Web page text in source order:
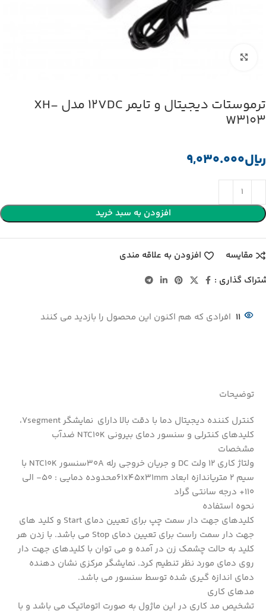
ترموستات دیجیتال و تایمر 12VDC مدل XH-
W3103
﷼
افزودن به سبد خرید
مقایسه
افزودن به علاقه مندی
گذاری :
11 افرادی که هم اکنون این محصول را بازدید می کنند
توضیحات
کنترل کننده دیجیتال دما با دقت بالا دارای نمایشگر 7segment،
کلیدهای کنترلی و سنسور دمای بیرونی NTC10K ضدآب
مشخصات
ولتاژ کاری 12 ولت DC و جریان خروجی رله 30Aسنسور NTC10K با
سیم 2 متریاندازه ابعاد 61x45x31mmمحدوده دمایی : 50- الی
110+ درجه سانتی گراد
نحوه استفاده
کلیدهای جهت دار سمت چپ برای تعیین دمای Start و کلید های
جهت دار سمت راست برای تعیین دمای Stop می باشد. با زدن هر
کلید به حالت چشمک زن در آمده و می توان با کلیدهای جهت دار
روی دمای مورد نظر تنطیم کرد. نمایشگر مرکزی نشان دهنده
دمای اندازه گیری شده توسط سنسور می باشد.
مدهای کاری
تشخیص مد کاری در این ماژول به صورت اتوماتیک می باشد و با